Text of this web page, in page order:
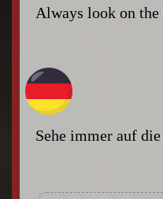
Always look on
Sehe immer auf